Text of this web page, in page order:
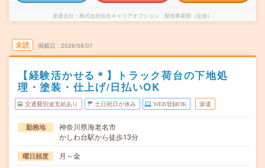
派遣会社 株式会社綜合キャリアオプション 製造事業部（全国）
未読 掲載日 2026/08/07
【経験活かせる＊】トラック荷台の下地処
理・塗装・仕上げ/日払いOK
交通費別途支給あり 土日祝日が休み WEB登録OK 派遣
勤務地
神奈川県海老名市
かしわ台駅から徒歩13分
曜日頻度 月～金